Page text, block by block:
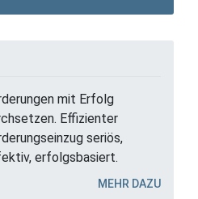
mit Erfolg
Effizienter
seriös,
erfolgsbasiert.
MEHR DAZU